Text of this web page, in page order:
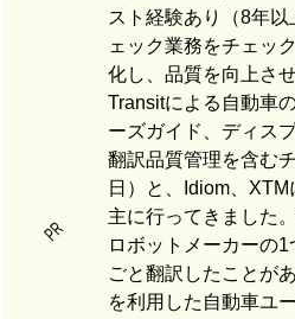
PR
スト経験あり（8年
ェック業務をチェッ
化し、品質を向上さ
Transitによる自動車
ーズガイド、ディス
翻訳品質管理を含む
日）と、Idiom、
主に行ってきました
ロボットメーカーの
ごと翻訳したことが
を利用した自動車ユ